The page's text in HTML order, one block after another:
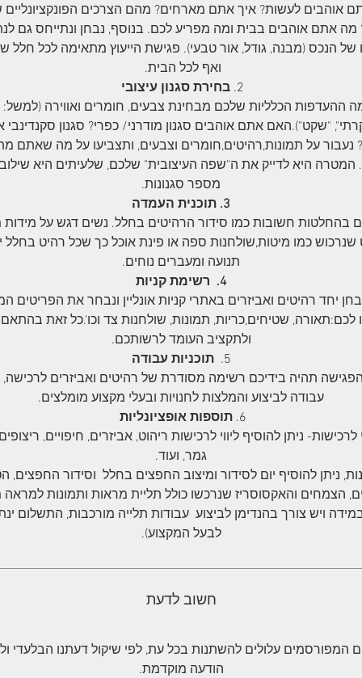
אוהבים לעשות? איך אתם מארחים? מהם הצרכים הפונקציונליים
מה​ אתם אוהבים בבית ומה מפריע לכם. בנוסף, נבחן ונתייחס גם
של הנכס (מבנה, גודל, אור טבעי). פגישת הייעוץ מתאימה לכל חלל
ואף לכל הבית.
2. בחירת סגנון עיצובי
מה ההעדפות הכלליות שלכם מבחינת צבעים, חומרים ואווירה
"שקט").האם אתם אוהבים סגנון מודרני/ כפרי? סגנון סקנדינבי
נעבור על תמונות,רהיטים,חומרים וצבעים, ותצביעו על מה שאתם
המטרה היא לדייק את ה"שפה העיצובית" שלכם, שלעיתים היא
מספר סגנונות.​
3. תוכנית העמדה
בהחלטות חשובות כמו סידור הרהיטים בחלל. נשים דגש על מידות
שנרכוש כמו מיטות,שולחנות ספה או פינת אוכל כך שכל רהיט
תנועה ומעברים נוחים.
4. רשימת קניות
יחד רהיטים ואביזרים באתרי קניות אונליין ונבחר את הפריטים
לכם:תאורה, שטיחים,כריות, תמונות, שולחנות צד וכו'.כל זאת
ולתקציב העומד לרשותכם.
5.
תוכניות עבודה
תהיה בידיכם רשימה מסודרת של רהיטים ואביזרים לרכישה,
עבודה לביצוע והמלצות לחנויות ובעלי מקצוע מומלצים.
6. תוספות אופציונליות
לרכישות- ניתן להוסיף ליווי לרכישות ריהוט, אביזרים, חיפויים,
גמר, ועוד.
ניתן להוסיף יום לסידור ומיצוב החפצים בחלל וסידור החפצים,
הצמחים והאקסוסריז שנרכשו כולל תליית מראות ותמונות
ויש צורך בהנדימן לביצוע עבודות תלייה מורכבות, התשלום
לבעל המקצוע).
חשוב לדעת
המפורסמים עלולים להשתנות בכל עת, לפי שיקול דעתנו הבלעדי
הודעה מוקדמת.